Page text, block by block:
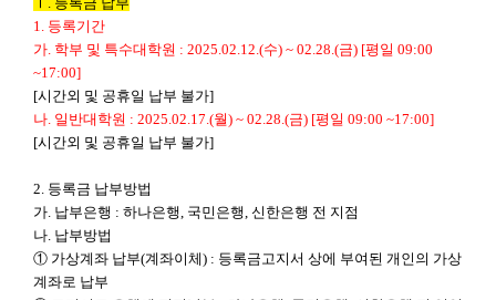
1. 등록기간
가. 학부 및 특수대학원 : 2025.02.12.(수) ~ 02.28.(금) [평일 09:00
~17:00]
[시간외 및 공휴일 납부 불가]
나. 일반대학원 : 2025.02.17.(월) ~ 02.28.(금) [평일 09:00 ~17:00]
[시간외 및 공휴일 납부 불가]
2. 등록금 납부방법
가. 납부은행 : 하나은행, 국민은행, 신한은행 전 지점
나. 납부방법
① 가상계좌 납부(계좌이체) : 등록금고지서 상에 부여된 개인의 가상
계좌로 납부